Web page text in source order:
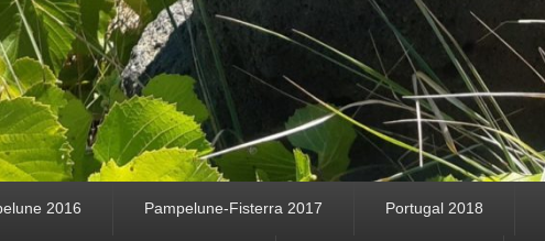
2016 Pampelune-Fisterra 2017 Portugal 2018